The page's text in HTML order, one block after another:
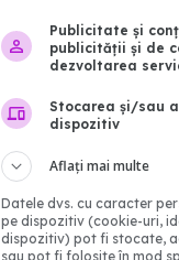
Publicitate și
publicității și de
dezvoltarea
Stocarea și/sau
dispozitiv
Aflați mai multe
Datele dvs. cu caracter
pe dispozitiv (cookie-uri,
dispozitiv) pot fi stocate,
sau pot fi folosite în mod